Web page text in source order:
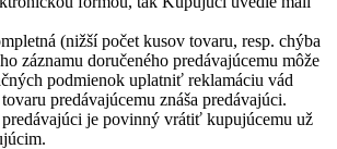
(nižší počet kusov tovaru, resp. chýba
záznamu doručeného predávajúcemu môže
podmienok uplatniť reklamáciu vád
predávajúcemu znáša predávajúci.
je povinný vrátiť kupujúcemu už